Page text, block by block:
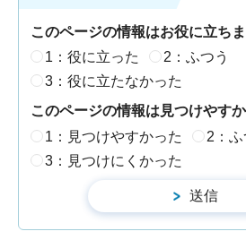
このページの情報はお役に立ち
1：役に立った
2：ふつう
3：役に立たなかった
このページの情報は見つけやす
1：見つけやすかった
2：ふ
3：見つけにくかった